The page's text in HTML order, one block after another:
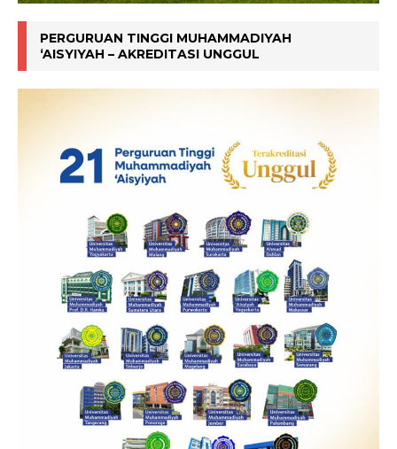
PERGURUAN TINGGI MUHAMMADIYAH
‘AISYIYAH – AKREDITASI UNGGUL